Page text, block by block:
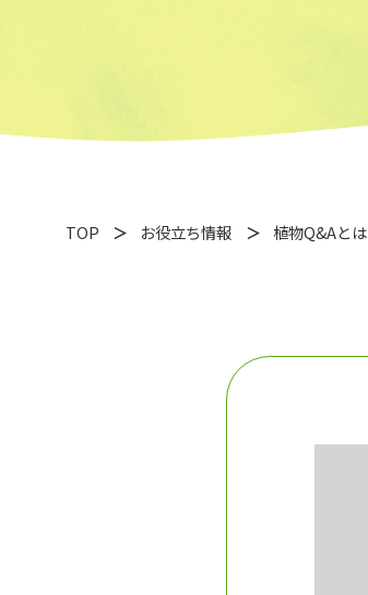
TOP お役立ち情報 植物Q&Aとは